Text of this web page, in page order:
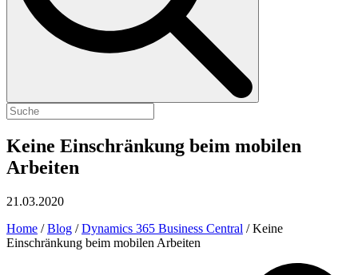
Keine Einschränkung beim mobilen
Arbeiten
21.03.2020
Home /Blog /Dynamics 365 Business Central /Keine
Einschränkung beim mobilen Arbeiten